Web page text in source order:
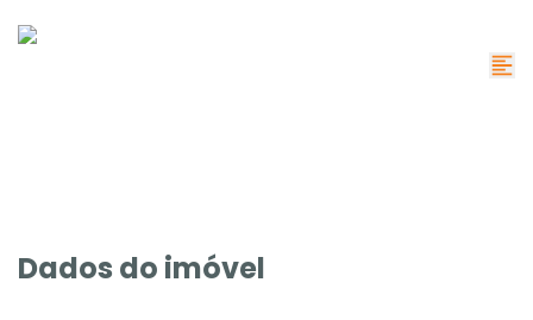
Dados do imóvel